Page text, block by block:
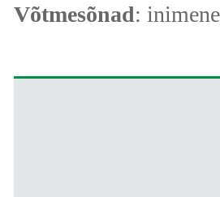
Võtmesõnad: inimene